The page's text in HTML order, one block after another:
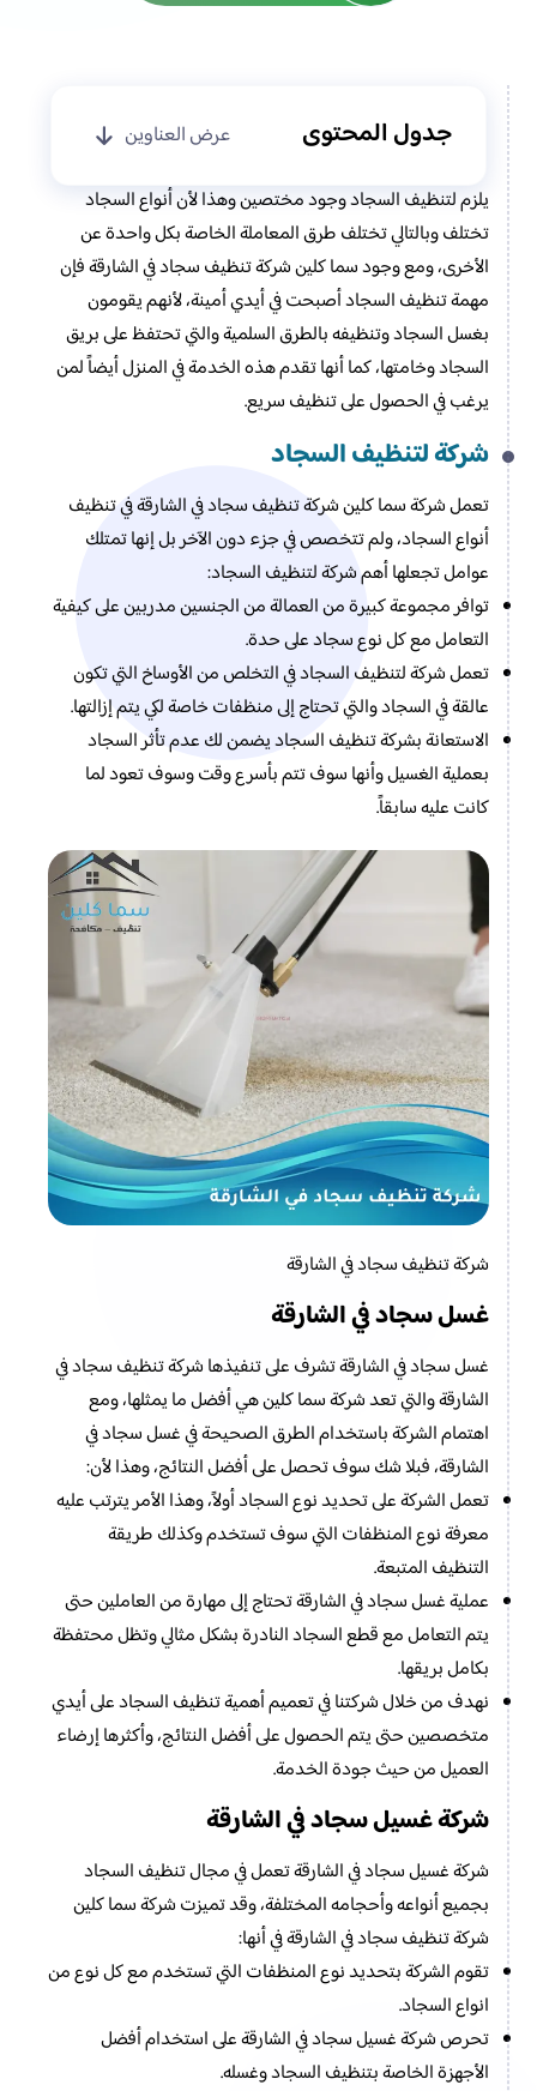
جدول المحتوى عرض العناوين
يلزم لتنظيف السجاد وجود مختصين وهذا لأن أنواع السجاد
تختلف وبالتالي تختلف طرق المعاملة الخاصة بكل واحدة عن
الأخرى، ومع وجود سما كلين شركة تنظيف سجاد في الشارقة فإن
مهمة تنظيف السجاد أصبحت في أيدي أمينة، لأنهم يقومون
بغسل السجاد وتنظيفه بالطرق السلمية والتي تحتفظ على بريق
السجاد وخامتها، كما أنها تقدم هذه الخدمة في المنزل أيضاً لمن
يرغب في الحصول على تنظيف سريع.
شركة لتنظيف السجاد
تعمل شركة سما كلين شركة تنظيف سجاد في الشارقة في تنظيف
أنواع السجاد، ولم تتخصص في جزء دون الآخر بل إنها تمتلك
عوامل تجعلها أهم شركة لتنظيف السجاد:
توافر مجموعة كبيرة من العمالة من الجنسين مدربين على كيفية
التعامل مع كل نوع سجاد على حدة.
تعمل شركة لتنظيف السجاد في التخلص من الأوساخ التي تكون
عالقة في السجاد والتي تحتاج إلى منظفات خاصة لكي يتم إزالتها.
الاستعانة بشركة تنظيف السجاد يضمن لك عدم تأثر السجاد
بعملية الغسيل وأنها سوف تتم بأسرع وقت وسوف تعود لما
كانت عليه سابقاً.
شركة تنظيف سجاد في الشارقة
غسل سجاد في الشارقة
غسل سجاد في الشارقة تشرف على تنفيذها شركة تنظيف سجاد في
الشارقة والتي تعد شركة سما كلين هي أفضل ما يمثلها، ومع
اهتمام الشركة باستخدام الطرق الصحيحة في غسل سجاد في
الشارقة، فبلا شك سوف تحصل على أفضل النتائج، وهذا لأن:
تعمل الشركة على تحديد نوع السجاد أولاً، وهذا الأمر يترتب عليه
معرفة نوع المنظفات التي سوف تستخدم وكذلك طريقة
التنظيف المتبعة.
عملية غسل سجاد في الشارقة تحتاج إلى مهارة من العاملين حتى
يتم التعامل مع قطع السجاد النادرة بشكل مثالي وتظل محتفظة
بكامل بريقها.
نهدف من خلال شركتنا في تعميم أهمية تنظيف السجاد على أيدي
متخصصين حتى يتم الحصول على أفضل النتائج، وأكثرها إرضاء
العميل من حيث جودة الخدمة.
شركة غسيل سجاد في الشارقة
شركة غسيل سجاد في الشارقة تعمل في مجال تنظيف السجاد
بجميع أنواعه وأحجامه المختلفة، وقد تميزت شركة سما كلين
شركة تنظيف سجاد في الشارقة في أنها:
تقوم الشركة بتحديد نوع المنظفات التي تستخدم مع كل نوع من
انواع السجاد.
تحرص شركة غسيل سجاد في الشارقة على استخدام أفضل
الأجهزة الخاصة بتنظيف السجاد وغسله.